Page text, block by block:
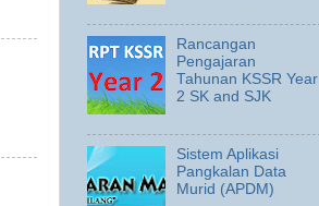
Rancangan
Pengajaran
Tahunan KSSR Year
2 SK and SJK
Sistem Aplikasi
Pangkalan Data
Murid (APDM)